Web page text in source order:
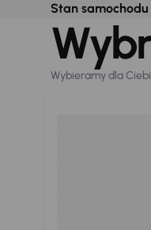
Stan samochodu
Wybieramy dla